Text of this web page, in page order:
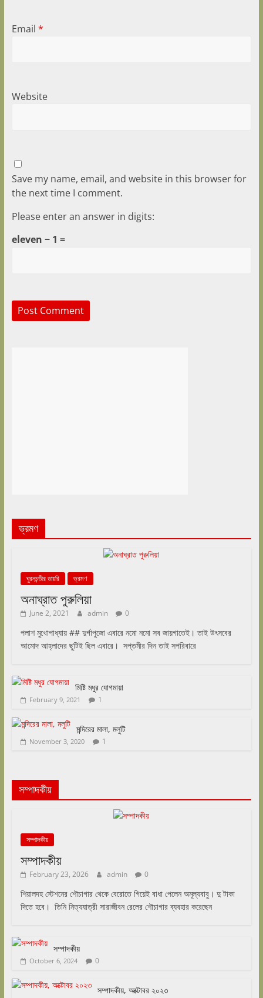
Email *
Website
Save my name, email, and website in this browser for
the next time I comment.
Please enter an answer in digits:
eleven − 1 =
ভ্রমণ
ঘুরনচন্ডীর ডায়রি ভ্রমণ
অনাঘ্রাত পুরুলিয়া
June 2, 2021 admin 0
পলাশ মুখোপাধ্যায় ## দুর্গাপুজো এবারে নমো নমো সব জায়গাতেই। তাই উৎসবের
আমোদ আহ্লাদের ছুটিই ছিল এবারে। সপ্তমীর দিন তাই সপরিবারে
মিষ্টি মধুর যোগমায়া
February 9, 2021 1
মন্দিরের মালা, মলুটি
November 3, 2020 1
সম্পাদকীয়
সম্পাদকীয়
সম্পাদকীয়
February 23, 2026 admin 0
শিয়ালদহ স্টেশনের শৌচাগার থেকে বেরোতে গিয়েই বাধা পেলেন অমূল্যবাবু। দু টাকা
দিতে হবে। তিনি নিত্যযাত্রী সারাজীবন রেলের শৌচাগার ব্যবহার করেছেন
সম্পাদকীয়
October 6, 2024 0
সম্পাদকীয়, অক্টোবর ২০২৩